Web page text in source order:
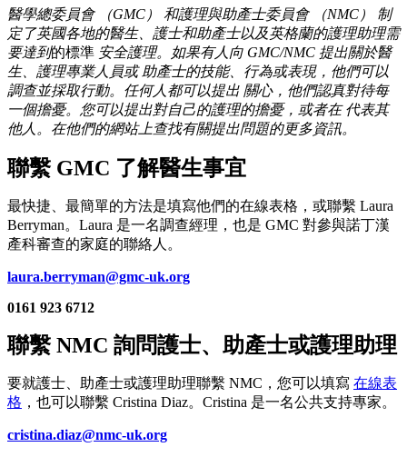
醫學總委員會 （GMC） 和護理與助產士委員會 （NMC） 制
定了英國各地的醫生、護士和助產士以及英格蘭的護理助理需
要達到的標準 安全護理。如果有人向 GMC/NMC 提出關於醫
生、護理專業人員或 助產士的技能、行為或表現，他們可以
調查並採取行動。任何人都可以提出 關心，他們認真對待每
一個擔憂。您可以提出對自己的護理的擔憂，或者在代表其
他人。在他們的網站上查找有關提出問題的更多資訊。
聯繫 GMC 了解醫生事宜
最快捷、最簡單的方法是填寫他們的在線表格，或聯繫 Laura
Berryman。Laura 是一名調查經理，也是 GMC 對參與諾丁漢
產科審查的家庭的聯絡人。
laura.berryman@gmc-uk.org
0161 923 6712
聯繫 NMC 詢問護士、助產士或護理助理
要就護士、助產士或護理助理聯繫 NMC，您可以填寫 在線表
格 ，也可以聯繫 Cristina Diaz。Cristina 是一名公共支持專家。
cristina.diaz@nmc-uk.org